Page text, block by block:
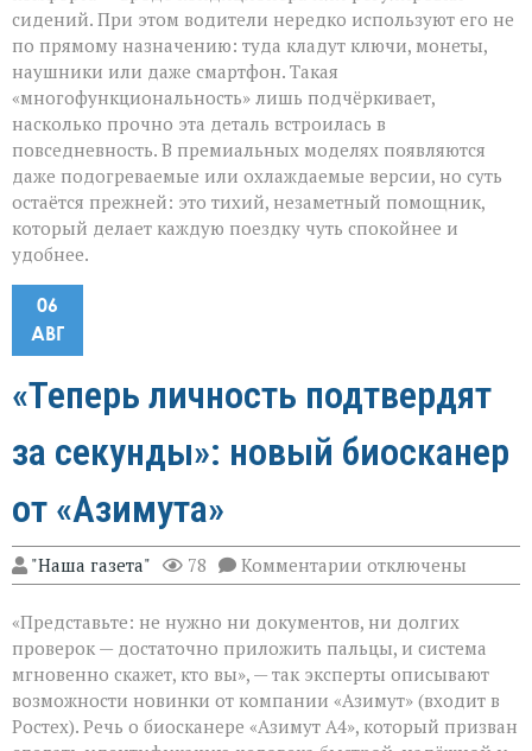
сидений. При этом водители нередко используют его не
по прямому назначению: туда кладут ключи, монеты,
наушники или даже смартфон. Такая
«многофункциональность» лишь подчёркивает,
насколько прочно эта деталь встроилась в
повседневность. В премиальных моделях появляются
даже подогреваемые или охлаждаемые версии, но суть
остаётся прежней: это тихий, незаметный помощник,
который делает каждую поездку чуть спокойнее и
удобнее.
06
АВГ
«Теперь личность подтвердят
за секунды»: новый биосканер
от «Азимута»
"Наша газета" 78 Комментарии к
записи
личность
подтвердят
за
секунды»:
новый
биосканер
от
отключены
«Представьте: не нужно ни документов, ни долгих
проверок — достаточно приложить пальцы, и система
мгновенно скажет, кто вы», — так эксперты описывают
возможности новинки от компании «Азимут» (входит в
Ростех). Речь о биосканере «Азимут А4», который призван